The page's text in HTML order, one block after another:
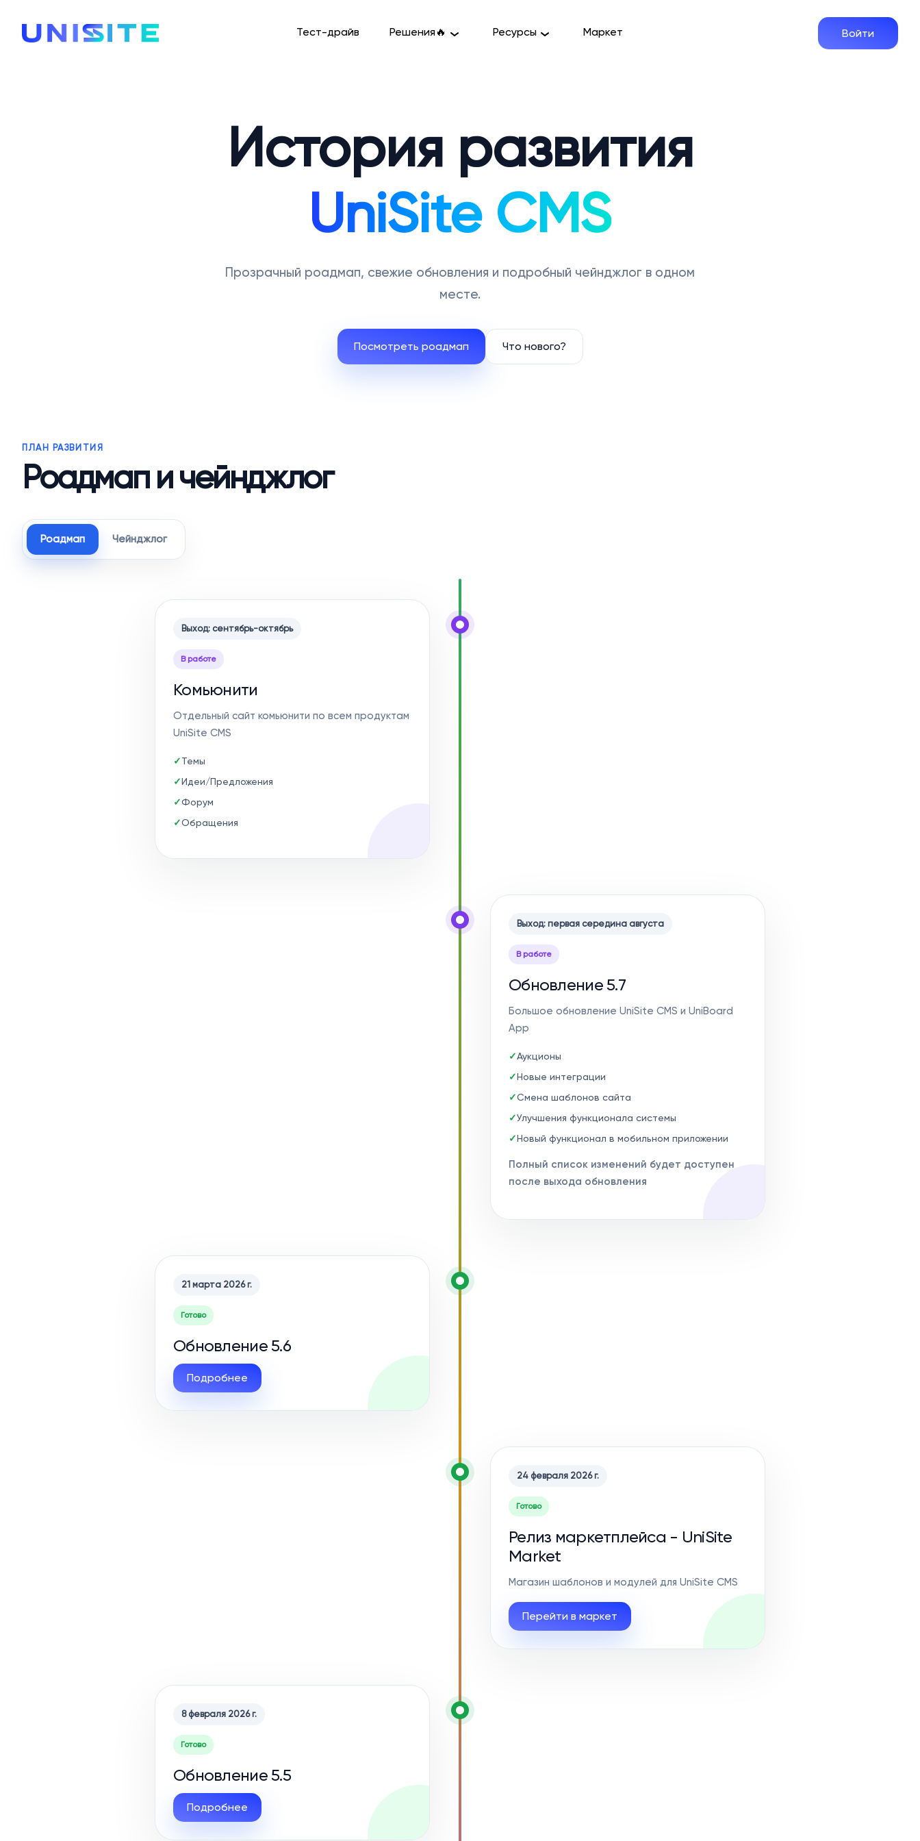
Тест-драйв Решения🔥 Ресурсы Маркет Войти
История развития
UniSite CMS
Прозрачный роадмап, свежие обновления и подробный чейнджлог в одном
месте.
Посмотреть роадмап Что нового?
ПЛАН РАЗВИТИЯ
Роадмап и чейнджлог
Роадмап Чейнджлог
Выход: сентябрь-октябрь
В работе
Комьюнити
Отдельный сайт комьюнити по всем продуктам
UniSite CMS
Темы
Идеи/Предложения
Форум
Обращения
Выход: первая середина августа
В работе
Обновление 5.7
Большое обновление UniSite CMS и UniBoard
App
Аукционы
Новые интеграции
Смена шаблонов сайта
Улучшения функционала системы
Новый функционал в мобильном приложении
Полный список изменений будет доступен
после выхода обновления
21 марта 2026 г.
Готово
Обновление 5.6
Подробнее
24 февраля 2026 г.
Готово
Релиз маркетплейса - UniSite
Market
Магазин шаблонов и модулей для UniSite CMS
Перейти в маркет
8 февраля 2026 г.
Готово
Обновление 5.5
Подробнее